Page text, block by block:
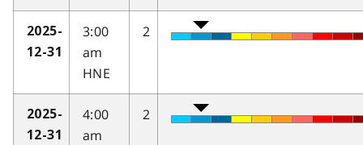
2025-
12-31
3:00
am
HNE
2
2025-
12-31
4:00
am
2